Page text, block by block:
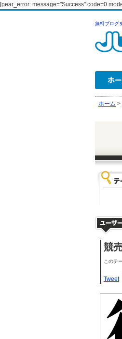
[pear_error: message="Success" code=0
無料ブログ
ホーム >
競
このテ
Tweet